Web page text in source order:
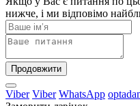
нижче, і ми відповімо
Продовжити
Viber Viber WhatsApp